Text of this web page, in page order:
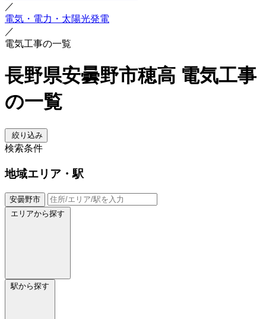
／
電気・電力・太陽光発電
／
電気工事の一覧
長野県安曇野市穂高 電気工事
の一覧
絞り込み
検索条件
地域エリア・駅
安曇野市
エリアから探す
駅から探す